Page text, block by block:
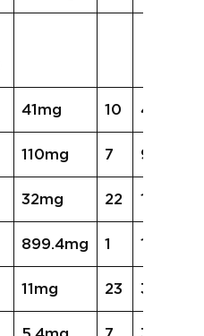
41mg 10 45mg
110mg 7 95mg
32mg 22 104mg
899.4mg 1 193.3mg
11mg 23 35mg